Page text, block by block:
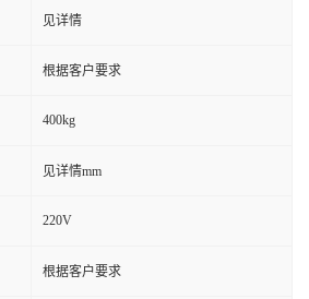
见详情
根据客户要求
400kg
见详情mm
220V
根据客户要求